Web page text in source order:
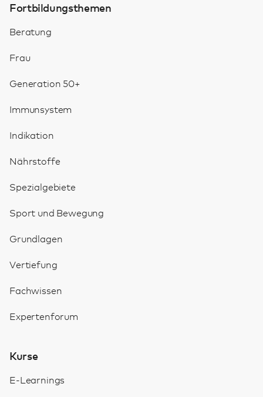
Fortbildungsthemen
Beratung
Frau
Generation 50+
Immunsystem
Indikation
Nährstoffe
Spezialgebiete
Sport und Bewegung
Grundlagen
Vertiefung
Fachwissen
Expertenforum
Kurse
E-Learnings